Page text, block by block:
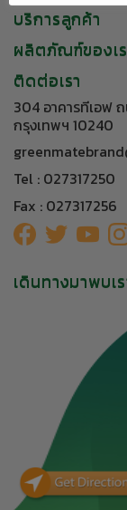
บริการลูกค้า
ผลิตภัณฑ์ของเ
ติดต่อเรา
304 อาคารทีเอฟ
กรุงเทพฯ 10240
Tel : 027317250
Fax : 027317256
เดินทางมาพบเ